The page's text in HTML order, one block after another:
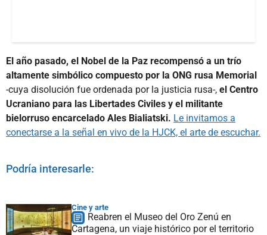
El año pasado, el Nobel de la Paz recompensó a un trío
altamente simbólico compuesto por la ONG rusa Memorial
-cuya disolución fue ordenada por la justicia rusa-, el Centro
Ucraniano para las Libertades Civiles y el militante
bielorruso encarcelado Ales Bialiatski. Le invitamos a
conectarse a la señal en vivo de la HJCK, el arte de escuchar.
Podría interesarle:
Cine y arte
Reabren el Museo del Oro Zenú en
Cartagena, un viaje histórico por el territorio